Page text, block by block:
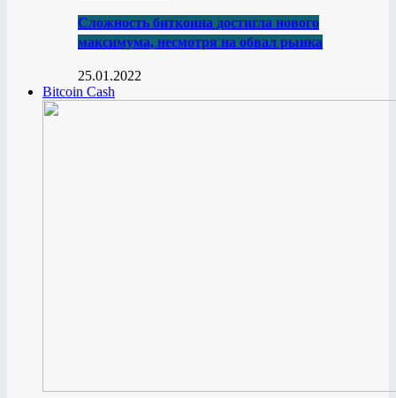
Сложность биткоина достигла нового
максимума, несмотря на обвал рынка
25.01.2022
Bitcoin Cash